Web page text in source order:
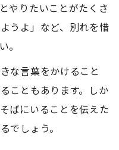
やりたいことがたくさ
うよ」など、別れを惜
。
な言葉をかけること
こともあります。しか
ばにいることを伝えた
でしょう。